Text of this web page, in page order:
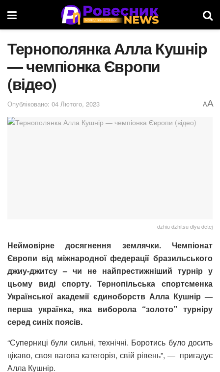
Тернополянка Алла Кушнір
— чемпіонка Європи
(відео)
Опубліковано: 04 Лютого, 2023 AA
dzhiu dzhitsu dlya detej
Неймовірне досягнення землячки. Чемпіонат
Європи від міжнародної федерації бразильського
джиу-джитсу – чи не найпрестижніший турнір у
цьому виді спорту. Тернопільська спортсменка
Української академії єдиноборств Алла Кушнір —
перша українка, яка виборола “золото” турніру
серед синіх поясів.
“Суперниці були сильні, технічні. Боротись було досить
цікаво, своя вагова категорія, свій рівень”, — пригадує
Алла Кушнір.